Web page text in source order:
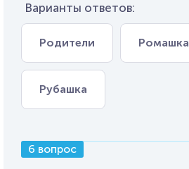
Варианты ответов:
Родители Ромашка
Рубашка
6 вопрос